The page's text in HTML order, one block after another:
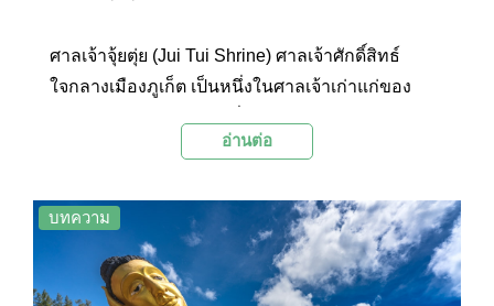
ศาลเจ้าจุ้ยตุ่ย (Jui Tui Shrine) ศาลเจ้าศักดิ์สิทธ์
ใจกลางเมืองภูเก็ต เป็นหนึ่งในศาลเจ้าเก่าแก่ของ
เดินทางมาสักการบูชาเทพเจ้าต่างๆ ที่ศาลเจ้าเล็กๆ
อ่านต่อ
บทความ